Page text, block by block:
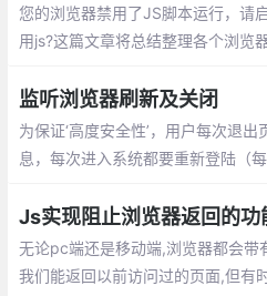
您的浏览器禁用了JS脚本运行，请
用js?这篇文章将总结整理各个浏览
监听浏览器刷新及关闭
为保证‘高度安全性’，用户每次退
息，每次进入系统都要重新登陆（
可以清除登陆信息。
Js实现阻止浏览器返回的功
无论pc端还是移动端,浏览器都会带
我们能返回以前访问过的页面,但有